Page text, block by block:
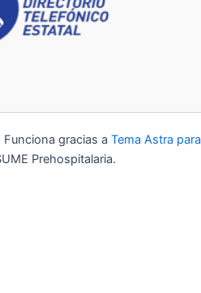
gracias a Tema Astra para
Prehospitalaria.